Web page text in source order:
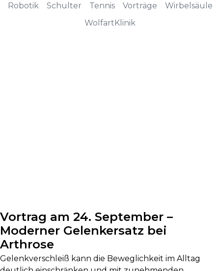
Robotik Schulter Tennis Vorträge
Wirbelsäule
WolfartKlinik
Vortrag am 24. September –
Moderner Gelenkersatz bei
Arthrose
Gelenkverschleiß kann die Beweglichkeit im Alltag